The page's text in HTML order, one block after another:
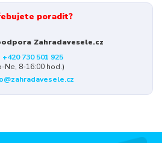
poradit?
Zahradavesele.cz
+420 730 501 925
Ne, 8-16:00 hod.)